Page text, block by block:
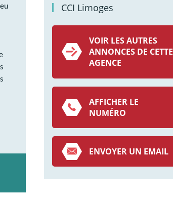
CCI Limoges
VOIR LES AUTRES
ANNONCES DE CETTE
AGENCE
AFFICHER LE
NUMÉRO
ENVOYER UN EMAIL